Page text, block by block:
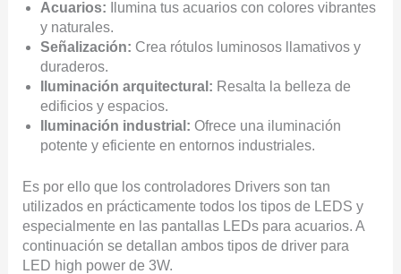
Acuarios: Ilumina tus acuarios con colores vibrantes
y naturales.
Señalización: Crea rótulos luminosos llamativos y
duraderos.
Iluminación arquitectural: Resalta la belleza de
edificios y espacios.
Iluminación industrial: Ofrece una iluminación
potente y eficiente en entornos industriales.
Es por ello que los controladores Drivers son tan
utilizados en prácticamente todos los tipos de LEDS y
especialmente en las pantallas LEDs para acuarios. A
continuación se detallan ambos tipos de driver para
LED high power de 3W.